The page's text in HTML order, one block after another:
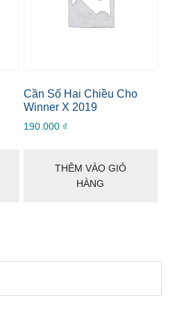
Cần Số Hai Chiều Cho
Winner X 2019
190.000 ₫
THÊM VÀO GIỎ
HÀNG